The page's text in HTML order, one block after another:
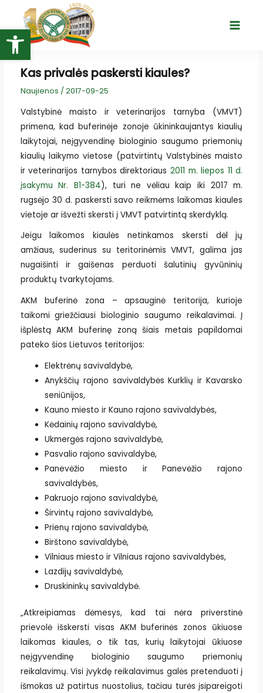
Open toolbar
turinio
Main
Kas privalės paskersti kiaules?
Naujienos / 2017-09-25
Valstybinė maisto ir veterinarijos tarnyba (VMVT)
primena, kad buferinėje zonoje ūkininkaujantys kiaulių
laikytojai, neįgyvendinę biologinio saugumo priemonių
kiaulių laikymo vietose (patvirtintų Valstybinės maisto
ir veterinarijos tarnybos direktoriaus 2011 m. liepos 11 d.
įsakymu Nr. B1-384), turi ne vėliau kaip iki 2017 m.
rugsėjo 30 d. paskersti savo reikmėms laikomas kiaules
vietoje ar išvežti skersti į VMVT patvirtintą skerdyklą.
Jeigu laikomos kiaulės netinkamos skersti dėl jų
amžiaus, suderinus su teritorinėmis VMVT, galima jas
nugaišinti ir gaišenas perduoti šalutinių gyvūninių
produktų tvarkytojams.
AKM buferinė zona – apsauginė teritorija, kurioje
taikomi griežčiausi biologinio saugumo reikalavimai. Į
išplėstą AKM buferinę zoną šiais metais papildomai
pateko šios Lietuvos teritorijos:
Elektrėnų savivaldybė,
Anykščių rajono savivaldybės Kurklių ir Kavarsko
seniūnijos,
Kauno miesto ir Kauno rajono savivaldybės,
Kėdainių rajono savivaldybė,
Ukmergės rajono savivaldybė,
Pasvalio rajono savivaldybė,
Panevėžio miesto ir Panevėžio rajono
savivaldybės,
Pakruojo rajono savivaldybė,
Širvintų rajono savivaldybė,
Prienų rajono savivaldybė,
Birštono savivaldybė,
Vilniaus miesto ir Vilniaus rajono savivaldybės,
Lazdijų savivaldybė,
Druskininkų savivaldybė.
„Atkreipiamas dėmesys, kad tai nėra priverstinė
prievolė išskersti visas AKM buferinės zonos ūkiuose
laikomas kiaules, o tik tas, kurių laikytojai ūkiuose
neįgyvendinę biologinio saugumo priemonių
reikalavimų. Visi įvykdę reikalavimus galės pretenduoti į
išmokas už patirtus nuostolius, tačiau turės įsipareigoti